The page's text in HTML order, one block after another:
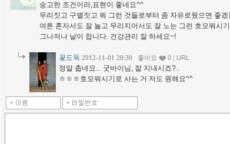
숭고한 조건이라,표현이 좋네요^^
무리짓고 구별짓고 뭐 그런 것들로부터 좀 자유로웠으면 좋
여튼 혼자서도 잘 놀고 무리지어서도 잘 노는 그런 호모뭐시
그나저나 날이 찹니다. 건강관리 잘 하세요~!
꽃도둑 2012-11-01 20:30 좋아요 0 URL
정말 춥네요... 굿바이님, 잘 지내시죠?..
ㅎㅎㅎ호모뭐시기로 사는 거 저도 원해요^^